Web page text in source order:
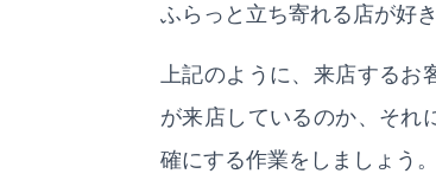
ふらっと立ち寄れる店が好き
上記のように、来店するお
が来店しているのか、それ
確にする作業をしましょう。